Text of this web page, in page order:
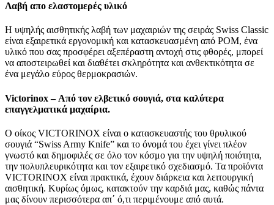
Λαβή απο ελαστομερές υλικό
Η υψηλής αισθητικής λαβή των μαχαιριών της σειράς Swiss Classic
είναι εξαιρετικά εργονομική και κατασκευασμένη από POM, ένα
υλικό που σας προσφέρει αξεπέραστη αντοχή στις φθορές, μπορεί
να αποστειρωθεί και διαθέτει σκληρότητα και ανθεκτικότητα σε
ένα μεγάλο εύρος θερμοκρασιών.
Victorinox – Από τον ελβετικό σουγιά, στα καλύτερα
επαγγελματικά μαχαίρια.
Ο οίκος VICTORINOX είναι ο κατασκευαστής του θρυλικού
σουγιά “Swiss Army Knife” και το όνομά του έχει γίνει πλέον
γνωστό και δημοφιλές σε όλο τον κόσμο για την υψηλή ποιότητα,
την πολυπλευρικότητα και τον εξαιρετικό σχεδιασμό. Τα προϊόντα
VICTORINOX είναι πρακτικά, έχουν διάρκεια και λειτουργική
αισθητική. Κυρίως όμως, κατακτούν την καρδιά μας, καθώς πάντα
μας δίνουν περισσότερα απ΄ ό,τι περιμένουμε από αυτά.